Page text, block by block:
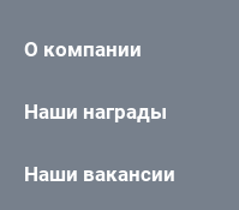
О компании
Наши награды
Наши вакансии